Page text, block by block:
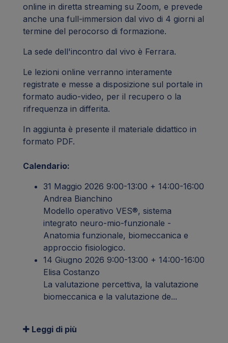
online in diretta streaming su Zoom, e prevede
anche una full-immersion dal vivo di 4 giorni al
termine del perocorso di formazione.
La sede dell'incontro dal vivo è Ferrara.
Le lezioni online verranno interamente
registrate e messe a disposizione sul portale in
formato audio-video, per il recupero o la
rifrequenza in differita.
In aggiunta è presente il materiale didattico in
formato PDF.
Calendario:
31 Maggio 2026 9:00-13:00 + 14:00-16:00
Andrea Bianchino
Modello operativo VES®, sistema
integrato neuro-mio-funzionale -
Anatomia funzionale, biomeccanica e
approccio fisiologico.
14 Giugno 2026 9:00-13:00 + 14:00-16:00
Elisa Costanzo
La valutazione percettiva, la valutazione
biomeccanica e la valutazione de...
Leggi di più